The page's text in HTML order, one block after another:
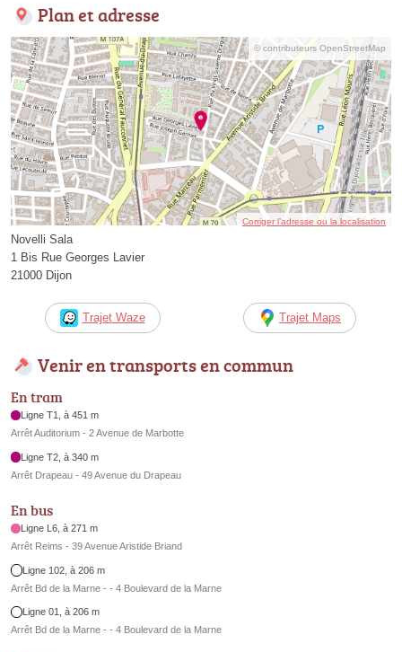
Plan et adresse
© contributeurs OpenStreetMap
Corriger l’adresse ou la localisation
Novelli Sala
1 Bis Rue Georges Lavier
21000 Dijon
Trajet Waze Trajet Maps
Venir en transports en commun
En tram
Ligne T1, à 451 m
Arrêt Auditorium - 2 Avenue de Marbotte
Ligne T2, à 340 m
Arrêt Drapeau - 49 Avenue du Drapeau
En bus
Ligne L6, à 271 m
Arrêt Reims - 39 Avenue Aristide Briand
Ligne 102, à 206 m
Arrêt Bd de la Marne - - 4 Boulevard de la Marne
Ligne 01, à 206 m
Arrêt Bd de la Marne - - 4 Boulevard de la Marne